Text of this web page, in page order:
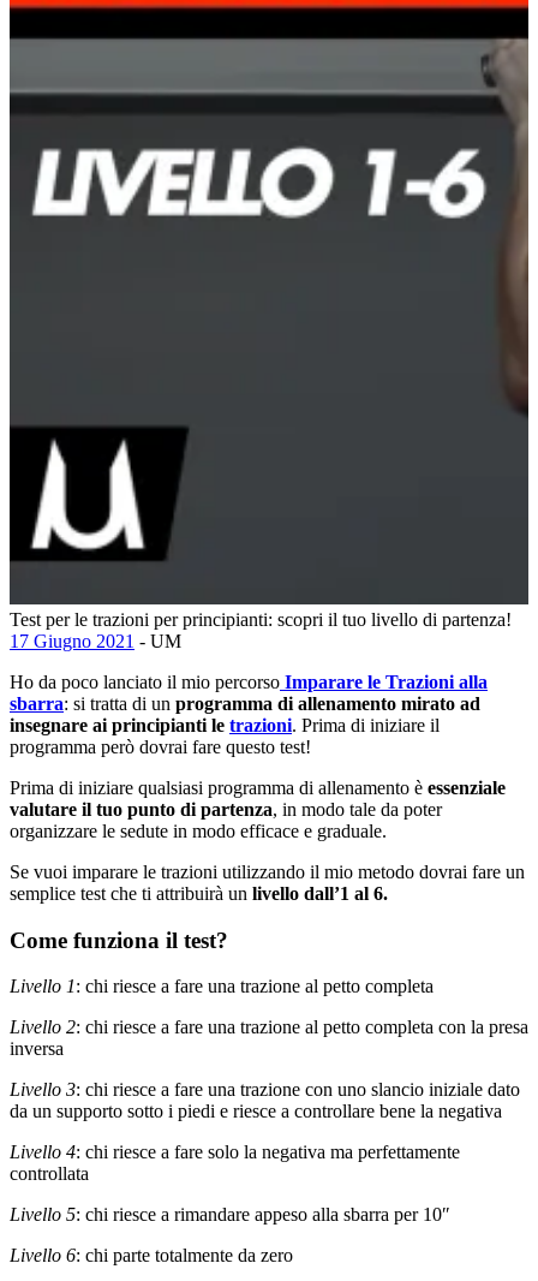
Test per le trazioni per principianti: scopri il tuo livello di partenza!
17 Giugno 2021 - UM
Ho da poco lanciato il mio percorso Imparare le Trazioni alla
sbarra: si tratta di un programma di allenamento mirato ad
insegnare ai principianti le trazioni. Prima di iniziare il
programma però dovrai fare questo test!
Prima di iniziare qualsiasi programma di allenamento è essenziale
valutare il tuo punto di partenza, in modo tale da poter
organizzare le sedute in modo efficace e graduale.
Se vuoi imparare le trazioni utilizzando il mio metodo dovrai fare un
semplice test che ti attribuirà un livello dall’1 al 6.
Come funziona il test?
Livello 1: chi riesce a fare una trazione al petto completa
Livello 2: chi riesce a fare una trazione al petto completa con la presa
inversa
Livello 3: chi riesce a fare una trazione con uno slancio iniziale dato
da un supporto sotto i piedi e riesce a controllare bene la negativa
Livello 4: chi riesce a fare solo la negativa ma perfettamente
controllata
Livello 5: chi riesce a rimandare appeso alla sbarra per 10″
Livello 6: chi parte totalmente da zero